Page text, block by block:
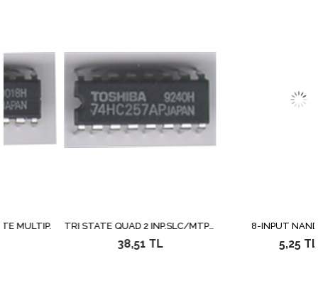
TRI STATE QUAD 2 INP.SLC/MTPX.
38,51 TL
8-INPUT NAND
5,25 TL